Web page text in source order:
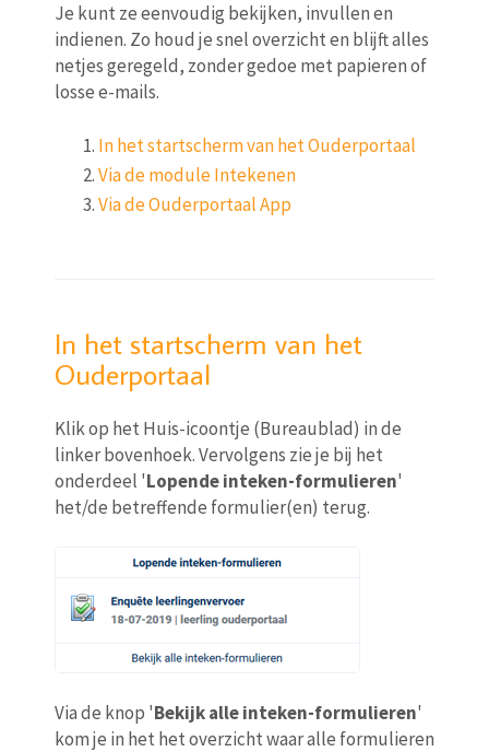
Je kunt ze eenvoudig bekijken, invullen en
indienen. Zo houd je snel overzicht en blijft alles
netjes geregeld, zonder gedoe met papieren of
losse e-mails.
In het startscherm van het Ouderportaal
Via de module Intekenen
Via de Ouderportaal App
In het startscherm van het
Ouderportaal
Klik op het Huis-icoontje (Bureaublad) in de
linker bovenhoek. Vervolgens zie je bij het
onderdeel 'Lopende inteken-formulieren'
het/de betreffende formulier(en) terug.
Via de knop 'Bekijk alle inteken-formulieren'
kom je in het het overzicht waar alle formulieren